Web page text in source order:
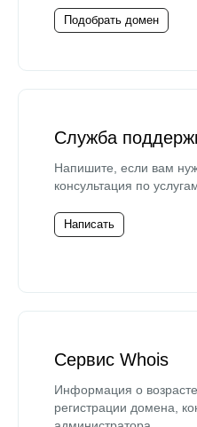
Подобрать домен
Служба
Напишите, если вам
консультация по
Написать
Сервис Whois
Информация о
регистрации домена,